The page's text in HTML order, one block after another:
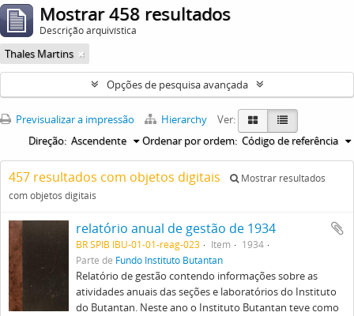
Mostrar 458 resultados
Descrição arquivística
Thales Martins
Opções de pesquisa avançada
Previsualizar a impressão Hierarchy
Ver:
Ordenar por ordem: Código de referência
Direção: Ascendente
457 resultados com objetos digitais
Mostrar resultados
com objetos digitais
relatório anual de gestão de 1934
BR SPIB IBU-01-01-reag-023 Item
1934
Parte de Fundo Instituto Butantan
Relatório de gestão contendo informações sobre as
atividades anuais das seções e laboratórios do Instituto
do Butantan. Neste ano o Instituto Butantan teve como